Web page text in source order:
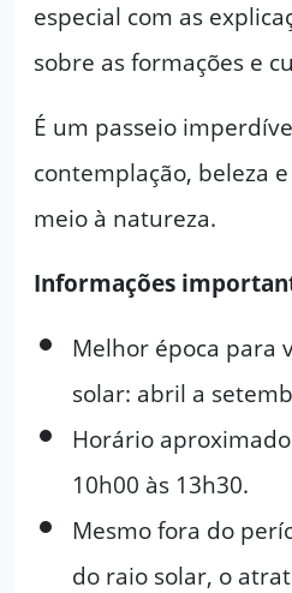
especial com as
sobre as formações e
É um passeio
contemplação, beleza
meio à natureza.
Informações
Melhor época para
solar: abril a
Horário
10h00 às 13h30.
Mesmo fora do
do raio solar, o